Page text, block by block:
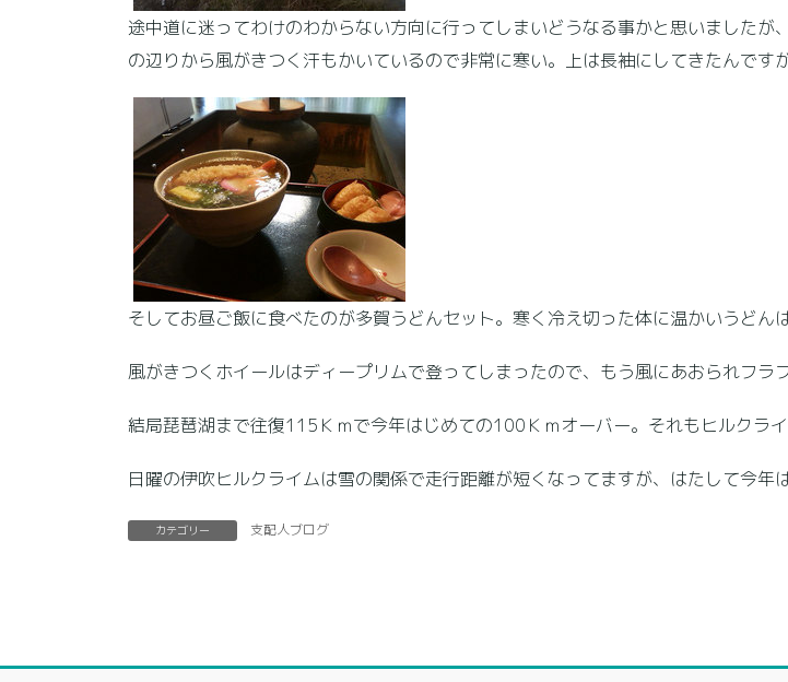
途中道に迷ってわけのわからない方向に行ってしまいどうなる事かと思いました
の辺りから風がきつく汗もかいているので非常に寒い。上は長袖にしてきたんです
そしてお昼ご飯に食べたのが多賀うどんセット。寒く冷え切った体に温かいうどん
風がきつくホイールはディープリムで登ってしまったので、もう風にあおられフラ
結局琵琶湖まで往復115Ｋｍで今年はじめての100Ｋｍオーバー。それもヒルクラ
日曜の伊吹ヒルクライムは雪の関係で走行距離が短くなってますが、はたして今年
カテゴリー 支配人ブログ